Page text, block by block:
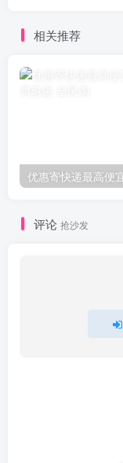
相关推荐
评论 抢沙发